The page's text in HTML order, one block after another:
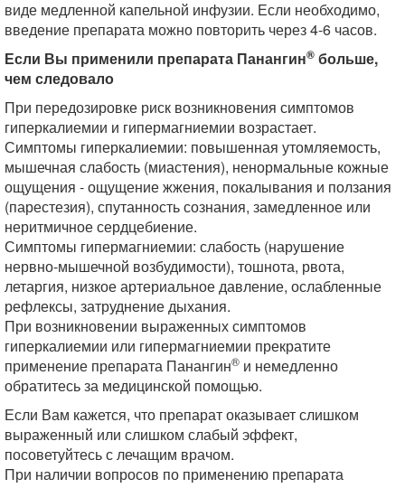
виде медленной капельной инфузии. Если необходимо,
введение препарата можно повторить через 4-6 часов.
Если Вы применили препарата Панангин® больше,
чем следовало
При передозировке риск возникновения симптомов
гиперкалиемии и гипермагниемии возрастает.
Симптомы гиперкалиемии: повышенная утомляемость,
мышечная слабость (миастения), ненормальные кожные
ощущения - ощущение жжения, покалывания и ползания
(парестезия), спутанность сознания, замедленное или
неритмичное сердцебиение.
Симптомы гипермагниемии: слабость (нарушение
нервно-мышечной возбудимости), тошнота, рвота,
летаргия, низкое артериальное давление, ослабленные
рефлексы, затруднение дыхания.
При возникновении выраженных симптомов
гиперкалиемии или гипермагниемии прекратите
применение препарата Панангин® и немедленно
обратитесь за медицинской помощью.
Если Вам кажется, что препарат оказывает слишком
выраженный или слишком слабый эффект,
посоветуйтесь с лечащим врачом.
При наличии вопросов по применению препарата